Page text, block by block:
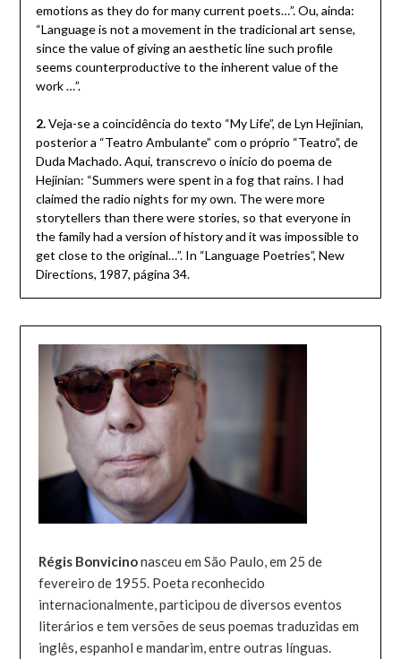
emotions as they do for many current poets…”. Ou, ainda:
“Language is not a movement in the tradicional art sense,
since the value of giving an aesthetic line such profile
seems counterproductive to the inherent value of the
work …”.
2.Veja-se a coincidência do texto “My Life”, de Lyn Hejinian,
posterior a “Teatro Ambulante” com o próprio “Teatro”, de
Duda Machado. Aqui, transcrevo o início do poema de
Hejinian: “Summers were spent in a fog that rains. I had
claimed the radio nights for my own. The were more
storytellers than there were stories, so that everyone in
the family had a version of history and it was impossible to
get close to the original…”. In “Language Poetries”, New
Directions, 1987, página 34.
Régis Bonvicinonasceu em São Paulo, em 25 de
fevereiro de 1955. Poeta reconhecido
internacionalmente, participou de diversos eventos
literários e tem versões de seus poemas traduzidas em
inglês, espanhol e mandarim, entre outras línguas.